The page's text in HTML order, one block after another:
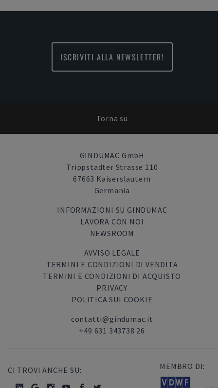
ISCRIVITI ALLA NEWSLETTER!
Torna su
GINDUMAC GmbH
Trippstadter Strasse 110
67663 Kaiserslautern
Germania
INFORMAZIONI SU GINDUMAC
LAVORA CON NOI
NEWSROOM
AVVISO LEGALE
TERMINI E CONDIZIONI DI VENDITA
TERMINI E CONDIZIONI DI ACQUISTO
PRIVACY
POLITICA SUI COOKIE
contatti@gindumac.it
+49 631 343738 26
CI TROVI ANCHE SU: MEMBRO DI: